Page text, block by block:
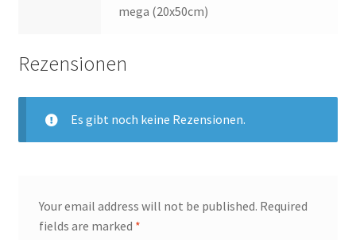
mega (20x50cm)
Rezensionen
Es gibt noch keine Rezensionen.
Your email address will not be published. Required
fields are marked *